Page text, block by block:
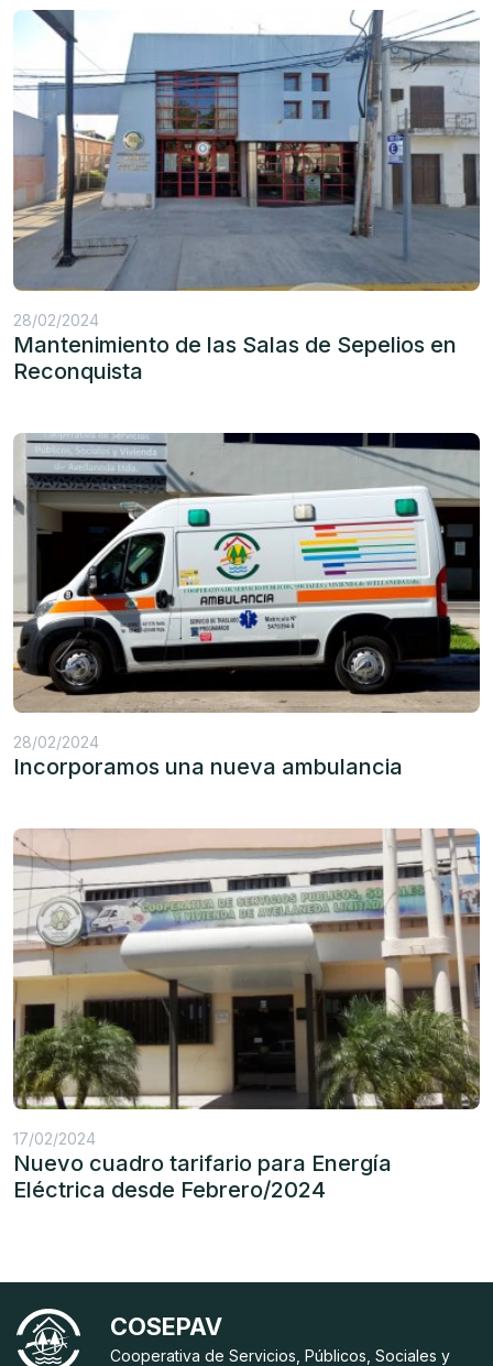
28/02/2024
Mantenimiento de las Salas de Sepelios en
Reconquista
28/02/2024
Incorporamos una nueva ambulancia
17/02/2024
Nuevo cuadro tarifario para Energía
Eléctrica desde Febrero/2024
COSEPAV
Cooperativa de Servicios, Públicos, Sociales y